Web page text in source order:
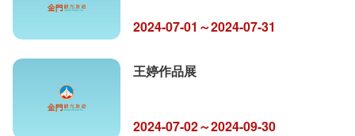
2024-07-01～2024-07-31
王婷作品展
2024-07-02～2024-09-30